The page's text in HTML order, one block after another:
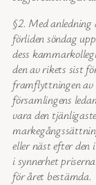
§2. Med anledning
förliden söndag
dess
den av rikets sist
framflyttningen av
församlingens
vara den
eller näst efter
i synnerhet
för året bestämda.